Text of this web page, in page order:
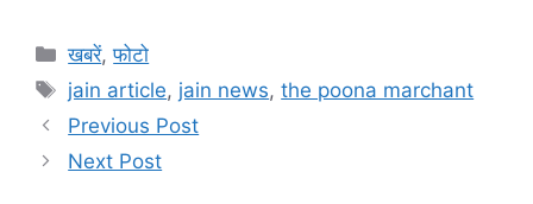
Categories
खबरें,फोटो
Tags
jain article, jain news,the poona marchant
Previous Post
Next Post